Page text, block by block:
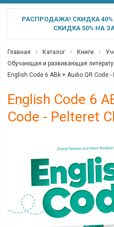
РАСПРОДАЖА! СКИДКА
СКИДКА 50% НА
Главная Каталог Книги
Обучающая и развивающая
English Code 6 ABk + Audio QR Code -
English Code 6
Code - Pelteret